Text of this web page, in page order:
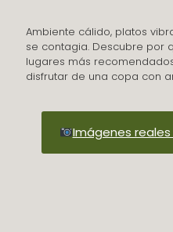
Ambiente cálido, platos
se contagia. Descubre por
lugares más
disfrutar de una copa con
Imágenes